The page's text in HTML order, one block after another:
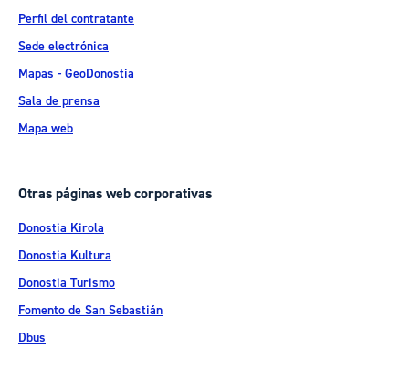
Perfil del contratante
Sede electrónica
Mapas - GeoDonostia
Sala de prensa
Mapa web
Otras páginas web corporativas
Donostia Kirola
Donostia Kultura
Donostia Turismo
Fomento de San Sebastián
Dbus